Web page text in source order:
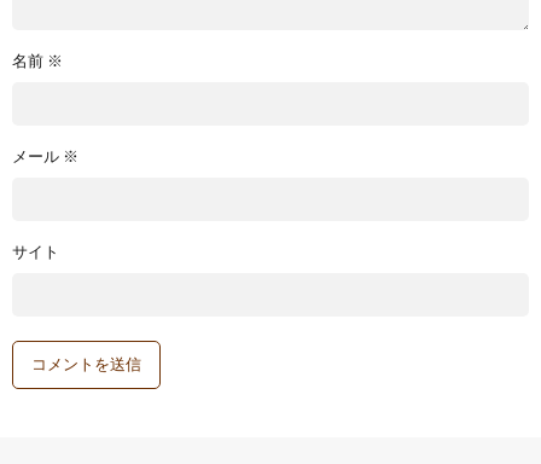
名前 ※
メール ※
サイト